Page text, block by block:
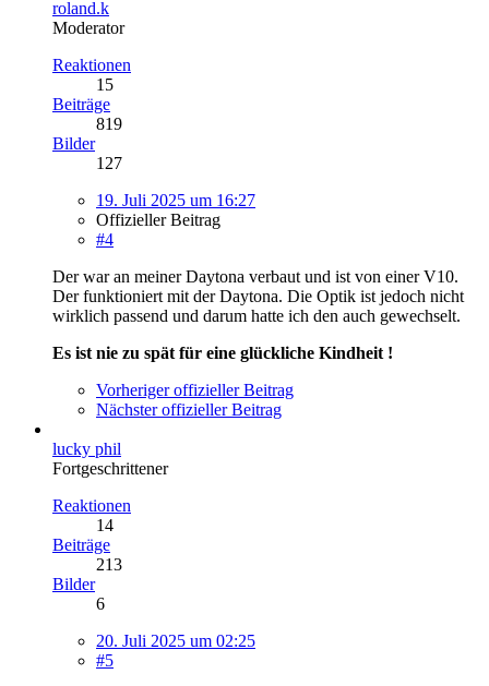
roland.k
Moderator
Reaktionen
15
Beiträge
819
Bilder
127
19. Juli 2025 um 16:27
Offizieller Beitrag
#4
Der war an meiner Daytona verbaut und ist von einer V10.
Der funktioniert mit der Daytona. Die Optik ist jedoch nicht
wirklich passend und darum hatte ich den auch gewechselt.
Es ist nie zu spät für eine glückliche Kindheit !
Vorheriger offizieller Beitrag
Nächster offizieller Beitrag
lucky phil
Fortgeschrittener
Reaktionen
14
Beiträge
213
Bilder
6
20. Juli 2025 um 02:25
#5